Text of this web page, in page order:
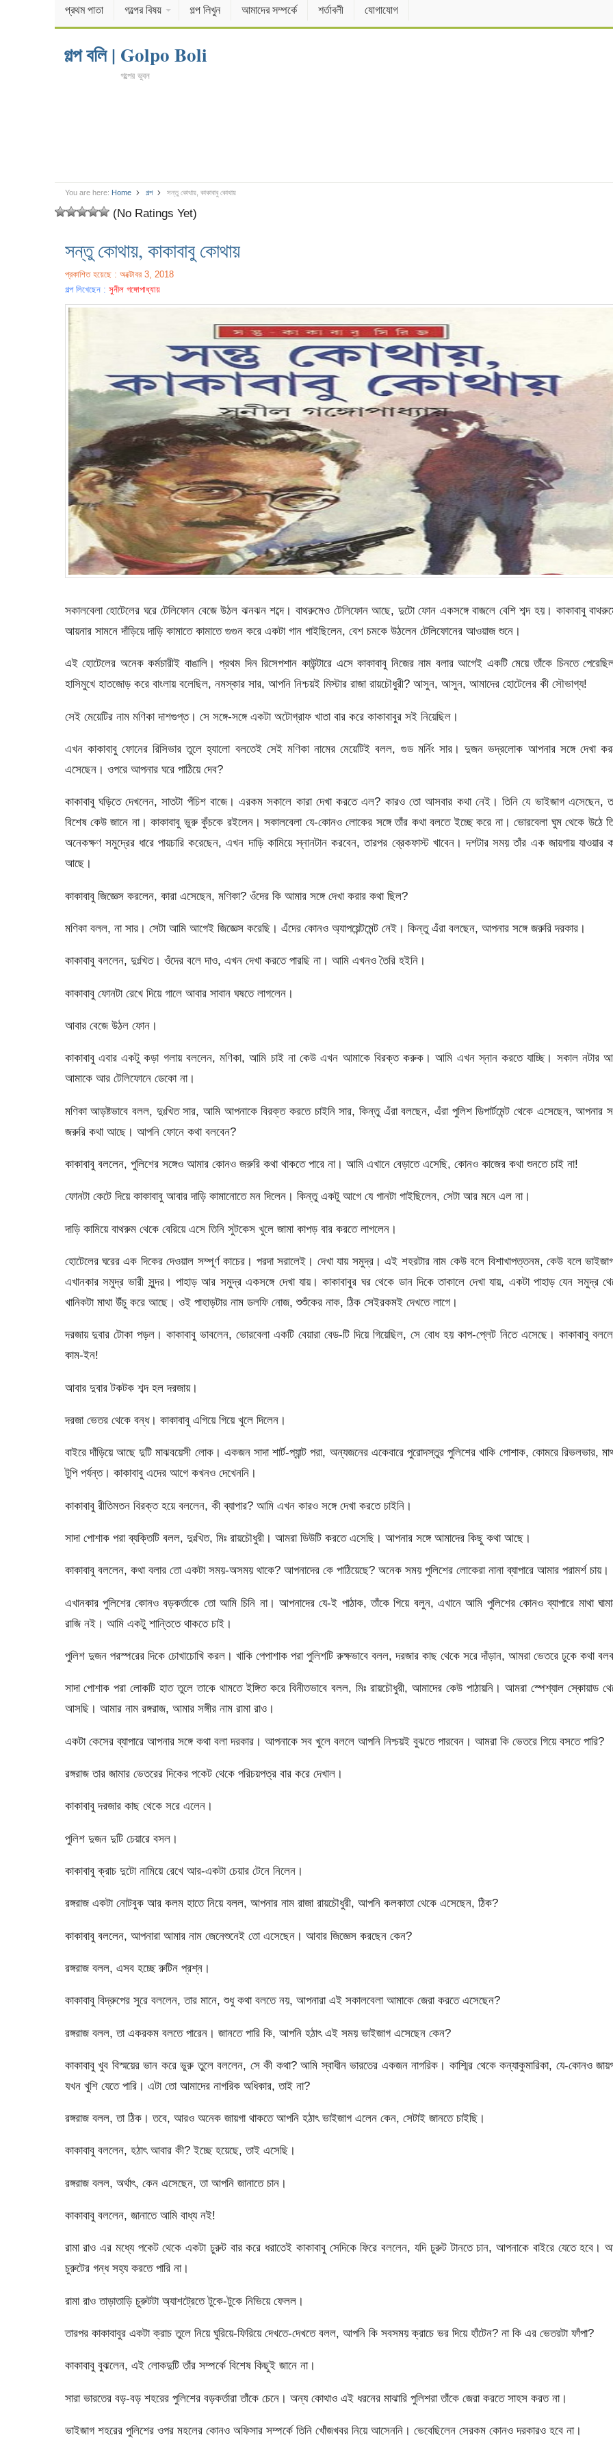
প্রথম পাতা গল্পের বিষয় গল্প লিখুন আমাদের সম্পর্কে শর্তাবলী যোগাযোগ
গল্প বলি | Golpo Boli
গল্পের ভুবন
You are here: Home গল্প সন্তু কোথায়, কাকাবাবু কোথায়
(No Ratings Yet)
সন্তু কোথায়, কাকাবাবু কোথায়
প্রকাশিত হয়েছে : অক্টোবর 3, 2018
গল্প লিখেছেন : সুনীল গঙ্গোপাধ্যায়
সকালবেলা হোটেলের ঘরে টেলিফোন বেজে উঠল ঝনঝন শব্দে। বাথরুমেও টেলিফোন আছে, দুটো ফোন একসঙ্গে বাজলে বেশি শব্দ হয়। কাকাবাবু
আয়নার সামনে দাঁড়িয়ে দাড়ি কামাতে কামাতে গুগুন করে একটা গান গাইছিলেন, বেশ চমকে উঠলেন টেলিফোনের আওয়াজ শুনে।
এই হোটেলের অনেক কর্মচারীই বাঙালি। প্রথম দিন রিসেপশান কাউন্টারে এসে কাকাবাবু নিজের নাম বলার আগেই একটি মেয়ে তাঁকে চিনতে
হাসিমুখে হাতজোড় করে বাংলায় বলেছিল, নমস্কার সার, আপনি নিশ্চয়ই মিস্টার রাজা রায়চৌধুরী? আসুন, আসুন, আমাদের হোটেলের কী সৌভাগ্য!
সেই মেয়েটির নাম মণিকা দাশগুপ্ত। সে সঙ্গে-সঙ্গে একটা অটোগ্রাফ খাতা বার করে কাকাবাবুর সই নিয়েছিল।
এখন কাকাবাবু ফোনের রিসিভার তুলে হ্যালো বলতেই সেই মণিকা নামের মেয়েটিই বলল, গুড মর্নিং সার। দুজন ভদ্রলোক আপনার সঙ্গে দেখা
এসেছেন। ওপরে আপনার ঘরে পাঠিয়ে দেব?
কাকাবাবু ঘড়িতে দেখলেন, সাতটা পঁচিশ বাজে। এরকম সকালে কারা দেখা করতে এল? কারও তো আসবার কথা নেই। তিনি যে ভাইজাগ এসেছেন,
বিশেষ কেউ জানে না। কাকাবাবু ভুরু কুঁচকে রইলেন। সকালবেলা যে-কোনও লোকের সঙ্গে তাঁর কথা বলতে ইচ্ছে করে না। ভোরবেলা ঘুম থেকে উঠে
অনেকক্ষণ সমুদ্রের ধারে পায়চারি করেছেন, এখন দাড়ি কামিয়ে স্নানটান করবেন, তারপর ব্রেকফাস্ট খাবেন। দশটার সময় তাঁর এক জায়গায় যাওয়ার
আছে।
কাকাবাবু জিজ্ঞেস করলেন, কারা এসেছেন, মণিকা? ওঁদের কি আমার সঙ্গে দেখা করার কথা ছিল?
মণিকা বলল, না সার। সেটা আমি আগেই জিজ্ঞেস করেছি। এঁদের কোনও অ্যাপয়েন্টমেন্ট নেই। কিন্তু এঁরা বলছেন, আপনার সঙ্গে জরুরি দরকার।
কাকাবাবু বললেন, দুঃখিত। ওঁদের বলে দাও, এখন দেখা করতে পারছি না। আমি এখনও তৈরি হইনি।
কাকাবাবু ফোনটা রেখে দিয়ে গালে আবার সাবান ঘষতে লাগলেন।
আবার বেজে উঠল ফোন।
কাকাবাবু এবার একটু কড়া গলায় বললেন, মণিকা, আমি চাই না কেউ এখন আমাকে বিরক্ত করুক। আমি এখন স্নান করতে যাচ্ছি। সকাল নটার
আমাকে আর টেলিফোনে ডেকো না।
মণিকা আড়ষ্টভাবে বলল, দুঃখিত সার, আমি আপনাকে বিরক্ত করতে চাইনি সার, কিন্তু এঁরা বলছেন, এঁরা পুলিশ ডিপার্টমেন্ট থেকে এসেছেন, আপনার
জরুরি কথা আছে। আপনি ফোনে কথা বলবেন?
কাকাবাবু বললেন, পুলিশের সঙ্গেও আমার কোনও জরুরি কথা থাকতে পারে না। আমি এখানে বেড়াতে এসেছি, কোনও কাজের কথা শুনতে চাই না!
ফোনটা কেটে দিয়ে কাকাবাবু আবার দাড়ি কামানোতে মন দিলেন। কিন্তু একটু আগে যে গানটা গাইছিলেন, সেটা আর মনে এল না।
দাড়ি কামিয়ে বাথরুম থেকে বেরিয়ে এসে তিনি সুটকেস খুলে জামা কাপড় বার করতে লাগলেন।
হোটেলের ঘরের এক দিকের দেওয়াল সম্পূর্ণ কাচের। পরদা সরালেই। দেখা যায় সমুদ্র। এই শহরটার নাম কেউ বলে বিশাখাপত্তনম, কেউ বলে
এখানকার সমুদ্র ভারী সুন্দর। পাহাড় আর সমুদ্র একসঙ্গে দেখা যায়। কাকাবাবুর ঘর থেকে ডান দিকে তাকালে দেখা যায়, একটা পাহাড় যেন সমুদ্র
খানিকটা মাথা উঁচু করে আছে। ওই পাহাড়টার নাম ডলফি নোজ, শুশুঁকের নাক, ঠিক সেইরকমই দেখতে লাগে।
দরজায় দুবার টোকা পড়ল। কাকাবাবু ভাবলেন, ভোরবেলা একটি বেয়ারা বেড-টি দিয়ে গিয়েছিল, সে বোধ হয় কাপ-প্লেট নিতে এসেছে। কাকাবাবু
কাম-ইন!
আবার দুবার টকটক শব্দ হল দরজায়।
দরজা ভেতর থেকে বন্ধ। কাকাবাবু এগিয়ে গিয়ে খুলে দিলেন।
বাইরে দাঁড়িয়ে আছে দুটি মাঝবয়েসী লোক। একজন সাদা শার্ট-প্যান্ট পরা, অন্যজনের একেবারে পুরোদস্তুর পুলিশের খাকি পোশাক, কোমরে রিভলভার,
টুপি পর্যন্ত। কাকাবাবু এদের আগে কখনও দেখেননি।
কাকাবাবু রীতিমতন বিরক্ত হয়ে বললেন, কী ব্যাপার? আমি এখন কারও সঙ্গে দেখা করতে চাইনি।
সাদা পোশাক পরা ব্যক্তিটি বলল, দুঃখিত, মিঃ রায়চৌধুরী। আমরা ডিউটি করতে এসেছি। আপনার সঙ্গে আমাদের কিছু কথা আছে।
কাকাবাবু বললেন, কথা বলার তো একটা সময়-অসময় থাকে? আপনাদের কে পাঠিয়েছে? অনেক সময় পুলিশের লোকেরা নানা ব্যাপারে আমার পরামর্শ চায়।
এখানকার পুলিশের কোনও বড়কর্তাকে তো আমি চিনি না। আপনাদের যে-ই পাঠাক, তাঁকে গিয়ে বলুন, এখানে আমি পুলিশের কোনও ব্যাপারে মাথা
রাজি নই। আমি একটু শান্তিতে থাকতে চাই।
পুলিশ দুজন পরস্পরের দিকে চোখাচোখি করল। খাকি পেপাশাক পরা পুলিশটি রুক্ষভাবে বলল, দরজার কাছ থেকে সরে দাঁড়ান, আমরা ভেতরে ঢুকে কথা
সাদা পোশাক পরা লোকটি হাত তুলে তাকে থামতে ইঙ্গিত করে বিনীতভাবে বলল, মিঃ রায়চৌধুরী, আমাদের কেউ পাঠায়নি। আমরা স্পেশ্যাল স্কোয়াড
আসছি। আমার নাম রঙ্গরাজ, আমার সঙ্গীর নাম রামা রাও।
একটা কেসের ব্যাপারে আপনার সঙ্গে কথা বলা দরকার। আপনাকে সব খুলে বললে আপনি নিশ্চয়ই বুঝতে পারবেন। আমরা কি ভেতরে গিয়ে বসতে পারি?
রঙ্গরাজ তার জামার ভেতরের দিকের পকেট থেকে পরিচয়পত্র বার করে দেখাল।
কাকাবাবু দরজার কাছ থেকে সরে এলেন।
পুলিশ দুজন দুটি চেয়ারে বসল।
কাকাবাবু ক্রাচ দুটো নামিয়ে রেখে আর-একটা চেয়ার টেনে নিলেন।
রঙ্গরাজ একটা নোটবুক আর কলম হাতে নিয়ে বলল, আপনার নাম রাজা রায়চৌধুরী, আপনি কলকাতা থেকে এসেছেন, ঠিক?
কাকাবাবু বললেন, আপনারা আমার নাম জেনেশুনেই তো এসেছেন। আবার জিজ্ঞেস করছেন কেন?
রঙ্গরাজ বলল, এসব হচ্ছে রুটিন প্রশ্ন।
কাকাবাবু বিদ্রুপের সুরে বললেন, তার মানে, শুধু কথা বলতে নয়, আপনারা এই সকালবেলা আমাকে জেরা করতে এসেছেন?
রঙ্গরাজ বলল, তা একরকম বলতে পারেন। জানতে পারি কি, আপনি হঠাৎ এই সময় ভাইজাগ এসেছেন কেন?
কাকাবাবু খুব বিস্ময়ের ভান করে ভুরু তুলে বললেন, সে কী কথা? আমি স্বাধীন ভারতের একজন নাগরিক। কাশ্মির থেকে কন্যাকুমারিকা, যে-কোনও
যখন খুশি যেতে পারি। এটা তো আমাদের নাগরিক অধিকার, তাই না?
রঙ্গরাজ বলল, তা ঠিক। তবে, আরও অনেক জায়গা থাকতে আপনি হঠাৎ ভাইজাগ এলেন কেন, সেটাই জানতে চাইছি।
কাকাবাবু বললেন, হঠাৎ আবার কী? ইচ্ছে হয়েছে, তাই এসেছি।
রঙ্গরাজ বলল, অর্থাৎ, কেন এসেছেন, তা আপনি জানাতে চান।
কাকাবাবু বললেন, জানাতে আমি বাধ্য নই!
রামা রাও এর মধ্যে পকেট থেকে একটা চুরুট বার করে ধরাতেই কাকাবাবু সেদিকে ফিরে বললেন, যদি চুরুট টানতে চান, আপনাকে বাইরে যেতে হবে।
চুরুটের গন্ধ সহ্য করতে পারি না।
রামা রাও তাড়াতাড়ি চুরুটটা অ্যাশট্রেতে টুকে-টুকে নিভিয়ে ফেলল।
তারপর কাকাবাবুর একটা ক্রাচ তুলে নিয়ে ঘুরিয়ে-ফিরিয়ে দেখতে-দেখতে বলল, আপনি কি সবসময় ক্রাচে ভর দিয়ে হাঁটেন? না কি এর ভেতরটা ফাঁপা?
কাকাবাবু বুঝলেন, এই লোকদুটি তাঁর সম্পর্কে বিশেষ কিছুই জানে না।
সারা ভারতের বড়-বড় শহরের পুলিশের বড়কর্তারা তাঁকে চেনে। অন্য কোথাও এই ধরনের মাঝারি পুলিশরা তাঁকে জেরা করতে সাহস করত না।
ভাইজাগ শহরের পুলিশের ওপর মহলের কোনও অফিসার সম্পর্কে তিনি খোঁজখবর নিয়ে আসেননি। ভেবেছিলেন সেরকম কোনও দরকারও হবে না।